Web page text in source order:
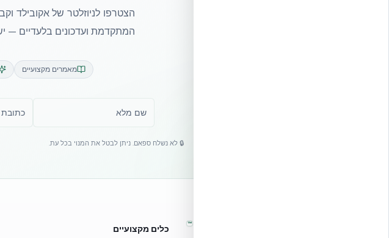
הצטרפו לניוזלטר של אקובילד
המתקדמת ועדכונים בלעדיים —
מאמרים מקצועיים
🔒 לא נשלח ספאם. ניתן לבטל את המנוי בכל עת.
™ כלים מקצועיים